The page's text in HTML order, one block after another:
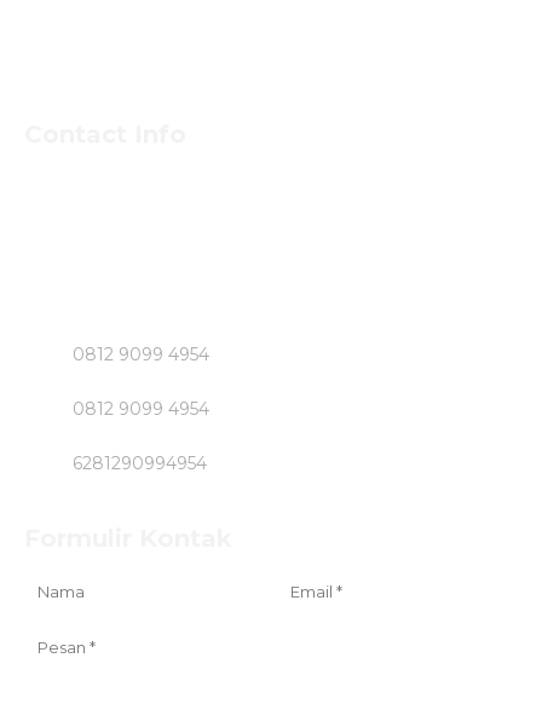
0812 9099 4954
0812 9099 4954
6281290994954